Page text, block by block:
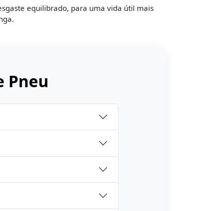
equilibrado, para uma vida útil mais
Pneu